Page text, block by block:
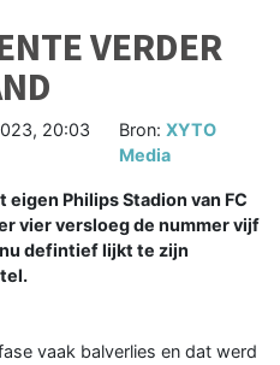
VERDER
20:03
Bron: XYTO
Media
eigen Philips Stadion van FC
vier versloeg de nummer vijf
defintief lijkt te zijn
vaak balverlies en dat werd